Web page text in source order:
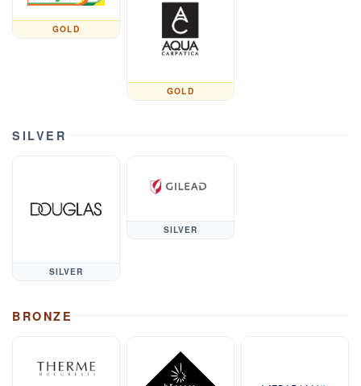
GOLD
GOLD
SILVER
SILVER
SILVER
BRONZE